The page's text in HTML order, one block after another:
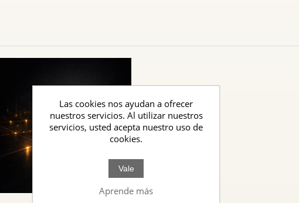
Las cookies nos ayudan a ofrecer
nuestros servicios. Al utilizar nuestros
servicios, usted acepta nuestro uso de
cookies.
Vale
Aprende más